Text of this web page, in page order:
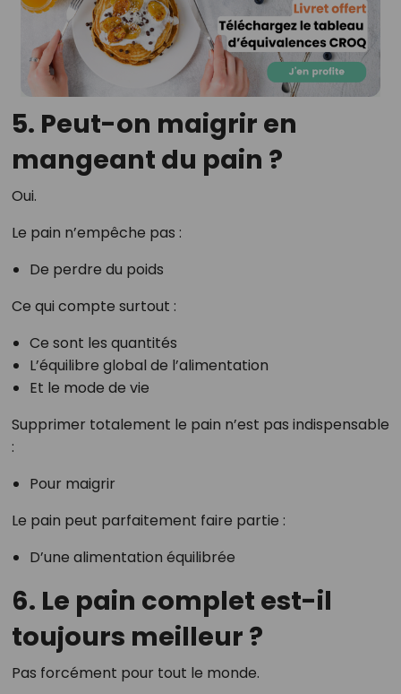
5. Peut-on maigrir en
mangeant du pain ?
Oui.
Le pain n’empêche pas :
De perdre du poids
Ce qui compte surtout :
Ce sont les quantités
L’équilibre global de l’alimentation
Et le mode de vie
Supprimer totalement le pain n’est pas indispensable
:
Pour maigrir
Le pain peut parfaitement faire partie :
D’une alimentation équilibrée
6. Le pain complet est-il
toujours meilleur ?
Pas forcément pour tout le monde.